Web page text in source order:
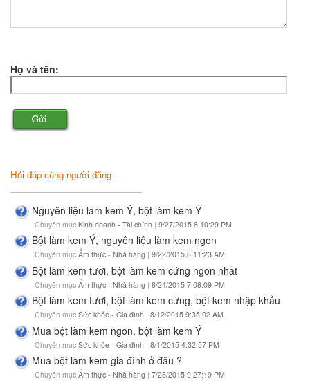
Họ và tên:
Hỏi đáp cùng người đăng
Nguyên liệu làm kem Ý, bột làm kem Ý
Chuyên mục Kinh doanh - Tài chính | 9/27/2015 8:10:29 PM
Bột làm kem Ý, nguyên liệu làm kem ngon
Chuyên mục Ẩm thực - Nhà hàng | 9/22/2015 8:11:23 AM
Bột làm kem tươi, bột làm kem cứng ngon nhất
Chuyên mục Ẩm thực - Nhà hàng | 8/24/2015 7:08:09 PM
Bột làm kem tươi, bột làm kem cứng, bột kem nhập khẩu
Chuyên mục Sức khỏe - Gia đình | 8/12/2015 9:35:02 AM
Mua bột làm kem ngon, bột làm kem Ý
Chuyên mục Sức khỏe - Gia đình | 8/1/2015 4:32:57 PM
Mua bột làm kem gia đình ở đâu ?
Chuyên mục Ẩm thực - Nhà hàng | 7/28/2015 9:27:19 PM